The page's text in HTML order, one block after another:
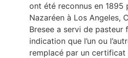
ont été reconnus en 1895
Nazaréen à Los Angeles,
Bresee a servi de pasteur
indication que l’un ou
remplacé par un certificat